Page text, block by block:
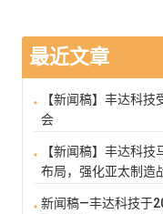
最近文章
【新闻稿】丰达科
会
【新闻稿】丰达科
布局，强化亚太制造
新闻稿—丰达科技于